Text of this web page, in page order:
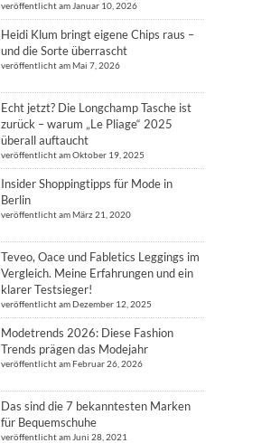
veröffentlicht am Januar 10, 2026
Heidi Klum bringt eigene Chips raus –
und die Sorte überrascht
veröffentlicht am Mai 7, 2026
Echt jetzt? Die Longchamp Tasche ist
zurück – warum „Le Pliage“ 2025
überall auftaucht
veröffentlicht am Oktober 19, 2025
Insider Shoppingtipps für Mode in
Berlin
veröffentlicht am März 21, 2020
Teveo, Oace und Fabletics Leggings im
Vergleich. Meine Erfahrungen und ein
klarer Testsieger!
veröffentlicht am Dezember 12, 2025
Modetrends 2026: Diese Fashion
Trends prägen das Modejahr
veröffentlicht am Februar 26, 2026
Das sind die 7 bekanntesten Marken
für Bequemschuhe
veröffentlicht am Juni 28, 2021